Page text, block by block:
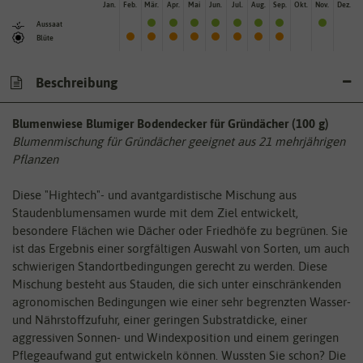
Aussaat
Blüte
Jan. Feb. Mär. Apr. Mai Jun. Jul. Aug. Sep. Okt. Nov. Dez.
Beschreibung
Blumenwiese Blumiger Bodendecker für Gründächer (100 g)
Blumenmischung für Gründächer geeignet aus 21 mehrjährigen
Pflanzen
Diese "Hightech"- und avantgardistische Mischung aus
Staudenblumensamen wurde mit dem Ziel entwickelt,
besondere Flächen wie Dächer oder Friedhöfe zu begrünen. Sie
ist das Ergebnis einer sorgfältigen Auswahl von Sorten, um auch
schwierigen Standortbedingungen gerecht zu werden. Diese
Mischung besteht aus Stauden, die sich unter einschränkenden
agronomischen Bedingungen wie einer sehr begrenzten Wasser-
und Nährstoffzufuhr, einer geringen Substratdicke, einer
aggressiven Sonnen- und Windexposition und einem geringen
Pflegeaufwand gut entwickeln können. Wussten Sie schon? Die